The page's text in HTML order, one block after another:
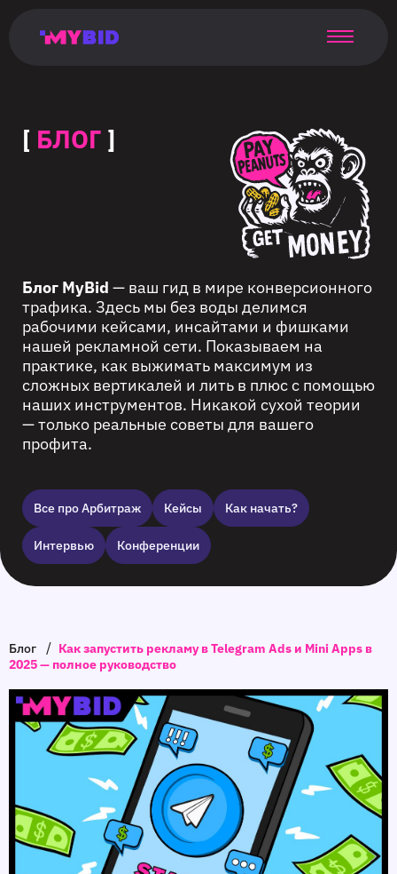
таргетинг
страница
targeting
monetization
[ БЛОГ ]
Блог MyBid — ваш гид в мире конверсионного
трафика. Здесь мы без воды делимся
рабочими кейсами, инсайтами и фишками
нашей рекламной сети. Показываем на
практике, как выжимать максимум из
сложных вертикалей и лить в плюс с помощью
наших инструментов. Никакой сухой теории
— только реальные советы для вашего
профита.
Все про Арбитраж Кейсы Как начать?
Интервью Конференции
Блог / Как запустить рекламу в Telegram Ads и Mini Apps в
2025 — полное руководство